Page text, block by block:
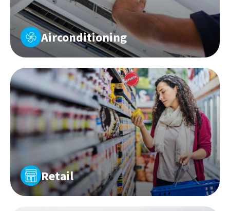
Airconditioning
Retail